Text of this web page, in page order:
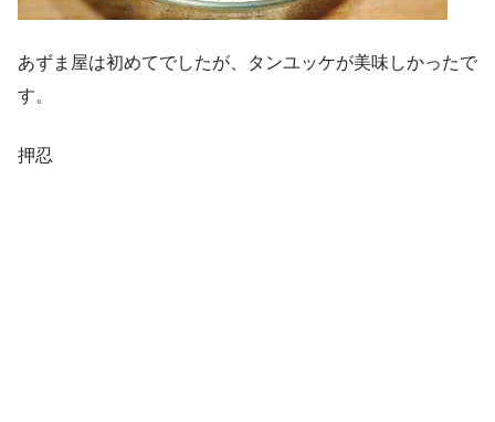
あずま屋は初めてでしたが、タンユッケが美味しかったで
す。
押忍